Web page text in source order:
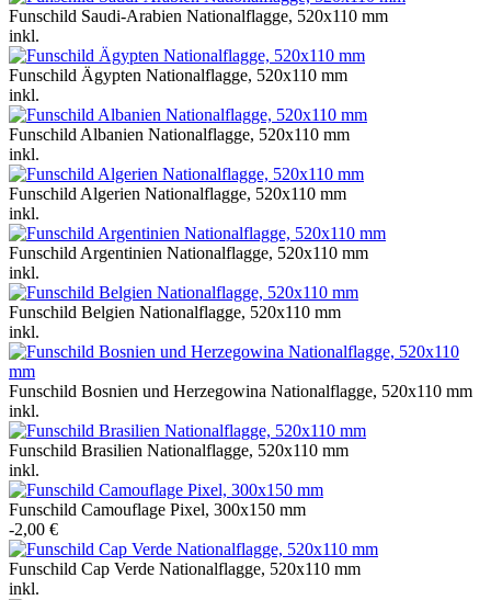
Funschild Saudi-Arabien Nationalflagge, 520x110 mm
inkl.
Funschild Ägypten Nationalflagge, 520x110 mm
inkl.
Funschild Albanien Nationalflagge, 520x110 mm
inkl.
Funschild Algerien Nationalflagge, 520x110 mm
inkl.
Funschild Argentinien Nationalflagge, 520x110 mm
inkl.
Funschild Belgien Nationalflagge, 520x110 mm
inkl.
Funschild Bosnien und Herzegowina Nationalflagge, 520x110 mm
inkl.
Funschild Brasilien Nationalflagge, 520x110 mm
inkl.
Funschild Camouflage Pixel, 300x150 mm
-2,00 €
Funschild Cap Verde Nationalflagge, 520x110 mm
inkl.